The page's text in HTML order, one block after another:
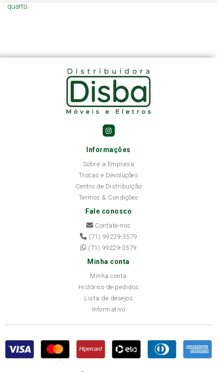
quarto.
Informações
Sobre a Empresa
Trocas e Devoluções
Centro de Distribuição
Termos & Condições
Fale conosco
Contate-nos
(71) 99229-3579
(71) 99229-3579
Minha conta
Minha conta
Histórico de pedidos
Lista de desejos
Informativo